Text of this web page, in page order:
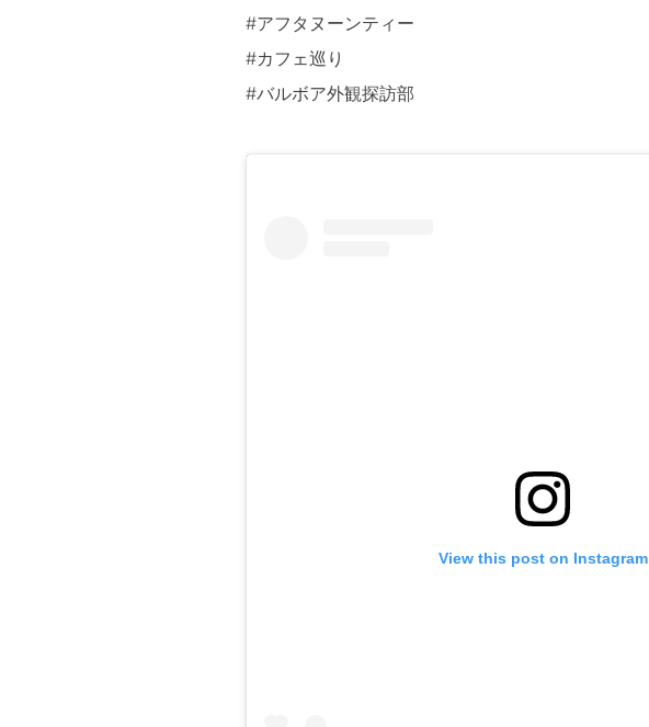
#アフタヌーンティー
#カフェ巡り
#バルボア外観探訪部
View this post on Instagram